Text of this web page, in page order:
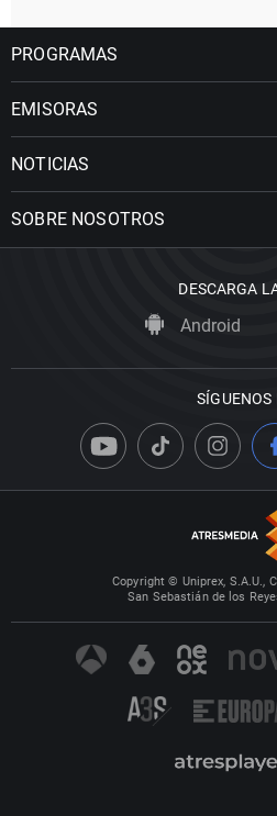
PROGRAMAS
EMISORAS
NOTICIAS
SOBRE NOSOTROS
DESCARGA
Android
SÍGUENOS
Copyright © Uniprex, S.A.U.,
San Sebastián de los